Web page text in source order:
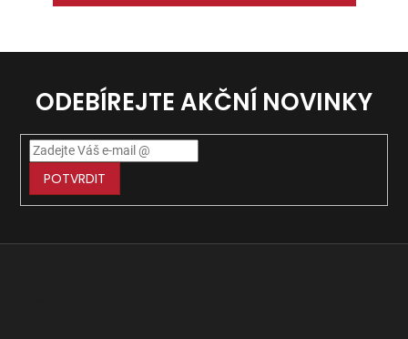
ODEBÍREJTE AKČNÍ NOVINKY
POTVRDIT
Z